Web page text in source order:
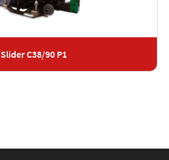
Slider C38/90 P1